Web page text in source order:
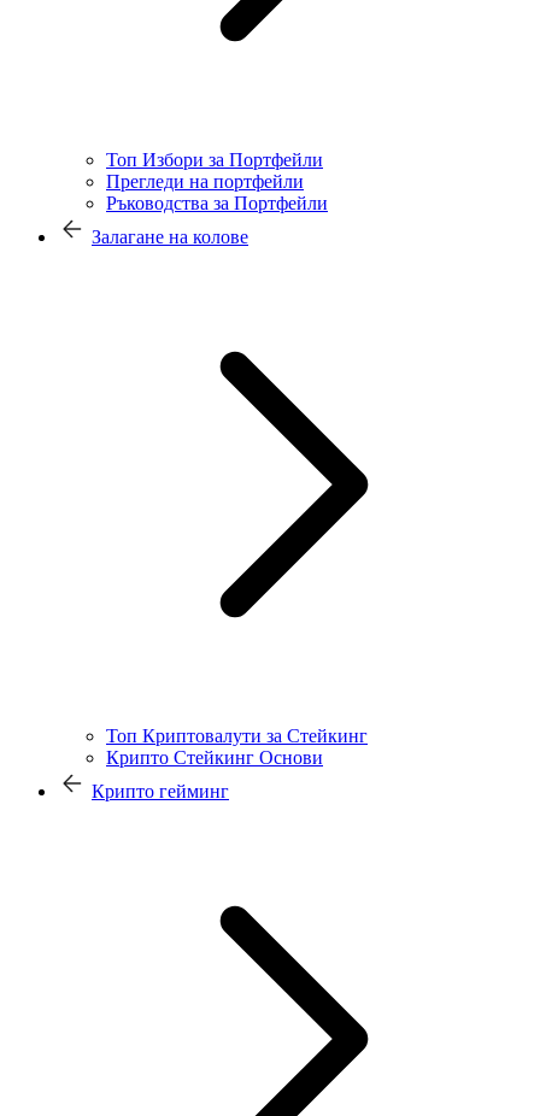
Топ Избори за Портфейли
Прегледи на портфейли
Ръководства за Портфейли
Залагане на колове
Топ Криптовалути за Стейкинг
Крипто Стейкинг Основи
Крипто гейминг